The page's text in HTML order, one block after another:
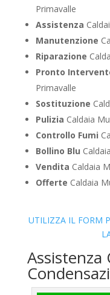
Primavalle
Assistenza
Manutenzione
Riparazione
Pronto
Primavalle
Sostituzione
Pulizia Caldaia
Controllo Fumi
Bollino Blu
Vendita Caldaia
Offerte Caldaia
UTILIZZA IL FORM
Assistenza